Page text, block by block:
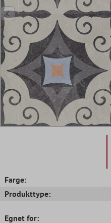
Farge:
Produkttype:
Egnet for: